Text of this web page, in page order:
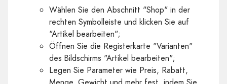
Wählen Sie den Abschnitt "Shop" in der
rechten Symbolleiste und klicken Sie auf
"Artikel bearbeiten";
Öffnen Sie die Registerkarte "Varianten"
des Bildschirms "Artikel bearbeiten";
Legen Sie Parameter wie Preis, Rabatt,